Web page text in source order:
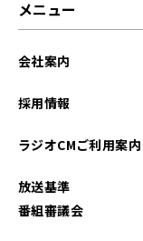
メニュー
会社案内
採用情報
ラジオCMご利用案内
放送基準
番組審議会